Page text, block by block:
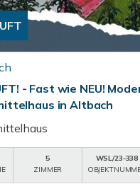
- Fast wie NEU!
in Altbach
5
ZIMMER
WSL/23-338